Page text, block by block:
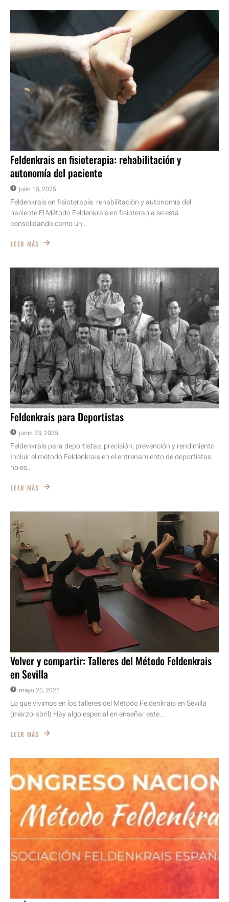
Feldenkrais en fisioterapia: rehabilitación y
autonomía del paciente
julio 15, 2025
Feldenkrais en fisioterapia: rehabilitación y autonomía del
paciente El Método Feldenkrais en fisioterapia se está
consolidando como un...
LEER MÁS
Feldenkrais para Deportistas
junio 23, 2025
Feldenkrais para deportistas: precisión, prevención y rendimiento
Incluir el método Feldenkrais en el entrenamiento de deportistas
no es...
LEER MÁS
Volver y compartir: Talleres del Método Feldenkrais
en Sevilla
mayo 20, 2025
Lo que vivimos en los talleres del Método Feldenkrais en Sevilla
(marzo-abril) Hay algo especial en enseñar este...
LEER MÁS